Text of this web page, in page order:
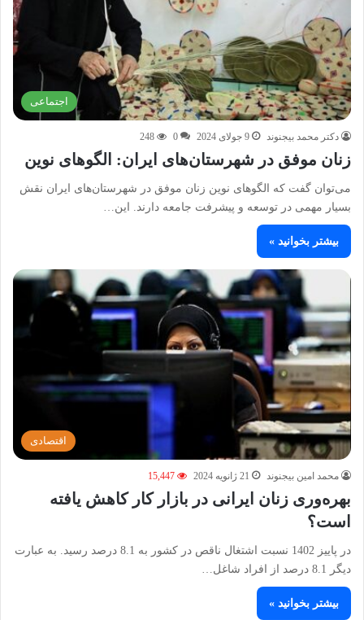
اجتماعی
دکتر محمد بیجنوند 9 جولای 2024 0
248
زنان موفق در شهرستان‌های ایران: الگوهای نوین
می‌توان گفت که الگوهای نوین زنان موفق در شهرستان‌های ایران نقش
بسیار مهمی در توسعه و پیشرفت جامعه دارند. این…
بیشتر بخوانید »
اقتصادی
محمد امین بیجنوند 21 ژانویه 2024 15,447
بهره‌وری زنان ایرانی در بازار کار کاهش یافته
است؟
در پاییز 1402 نسبت اشتغال ناقص در کشور به 8.1 درصد رسید. به عبارت
دیگر 8.1 درصد از افراد شاغل…
بیشتر بخوانید »